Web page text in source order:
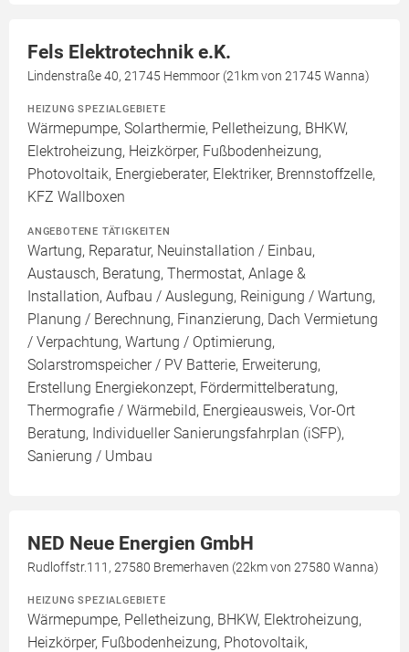
Fels Elektrotechnik e.K.
Lindenstraße 40, 21745 Hemmoor (21km von 21745 Wanna)
HEIZUNG SPEZIALGEBIETE
Wärmepumpe, Solarthermie, Pelletheizung, BHKW,
Elektroheizung, Heizkörper, Fußbodenheizung,
Photovoltaik, Energieberater, Elektriker, Brennstoffzelle,
KFZ Wallboxen
ANGEBOTENE TÄTIGKEITEN
Wartung, Reparatur, Neuinstallation / Einbau,
Austausch, Beratung, Thermostat, Anlage &
Installation, Aufbau / Auslegung, Reinigung / Wartung,
Planung / Berechnung, Finanzierung, Dach Vermietung
/ Verpachtung, Wartung / Optimierung,
Solarstromspeicher / PV Batterie, Erweiterung,
Erstellung Energiekonzept, Fördermittelberatung,
Thermografie / Wärmebild, Energieausweis, Vor-Ort
Beratung, Individueller Sanierungsfahrplan (iSFP),
Sanierung / Umbau
NED Neue Energien GmbH
Rudloffstr.111, 27580 Bremerhaven (22km von 27580 Wanna)
HEIZUNG SPEZIALGEBIETE
Wärmepumpe, Pelletheizung, BHKW, Elektroheizung,
Heizkörper, Fußbodenheizung, Photovoltaik,